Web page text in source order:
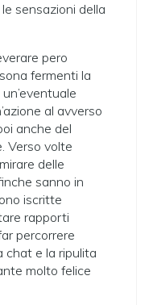
sensazioni della
pero
fermenti la
al avverso
anche del
Verso volte
delle
sanno in
iscritte
rapporti
percorrere
chat e la ripulita
molto felice